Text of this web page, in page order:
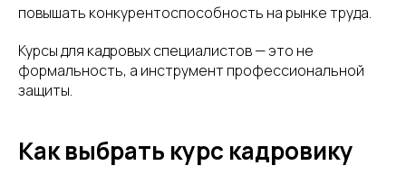
повышать конкурентоспособность на рынке труда.
Курсы для кадровых специалистов — это не
формальность, а инструмент профессиональной
защиты.
Как выбрать курс кадровику